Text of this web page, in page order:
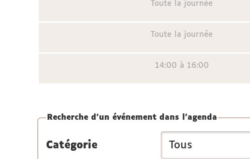
Toute la journée
Toute la journée
14:00 à 16:00
Recherche d'un événement dans l'agenda
Catégorie